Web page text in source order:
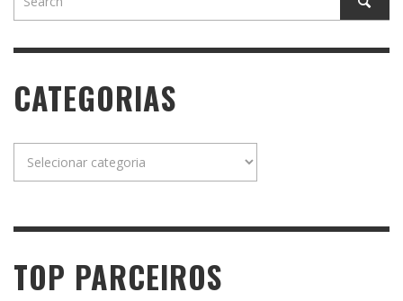
CATEGORIAS
TOP PARCEIROS